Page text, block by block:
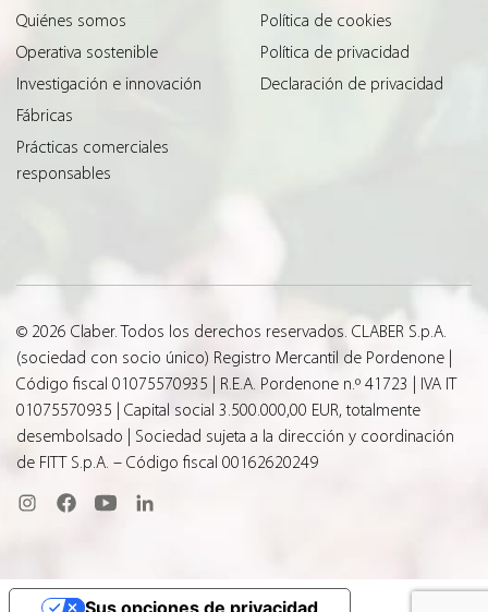
Quiénes somos
Operativa sostenible
Investigación e innovación
Fábricas
Prácticas comerciales
responsables
Política de cookies
Política de privacidad
Declaración de privacidad
© 2026 Claber. Todos los derechos reservados. CLABER S.p.A.
(sociedad con socio único) Registro Mercantil de Pordenone |
Código fiscal 01075570935 | R.E.A. Pordenone n.º 41723 | IVA IT
01075570935 | Capital social 3.500.000,00 EUR, totalmente
desembolsado | Sociedad sujeta a la dirección y coordinación
de FITT S.p.A. – Código fiscal 00162620249
Sus opciones de privacidad